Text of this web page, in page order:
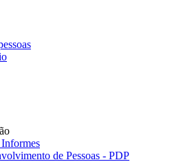
de Pessoas - PDP